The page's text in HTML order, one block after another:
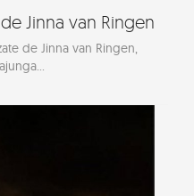
Jinna van Ringen
de Jinna van Ringen,